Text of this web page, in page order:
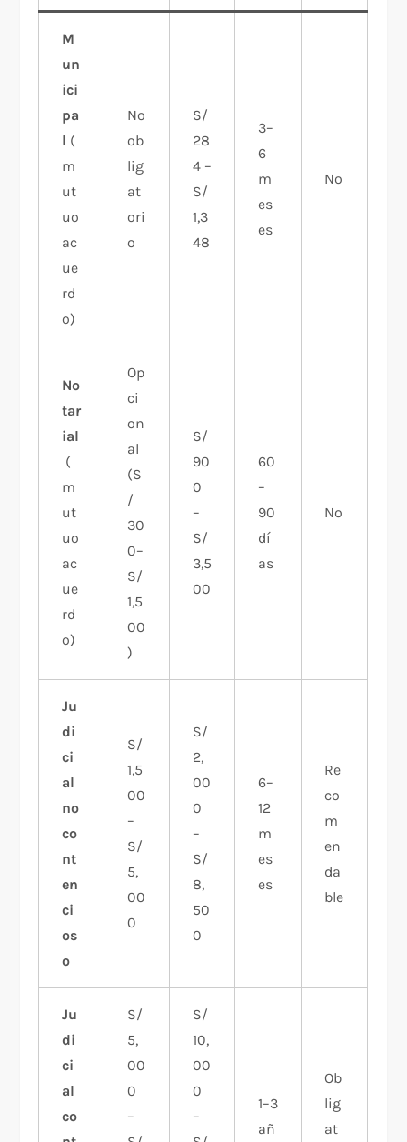
M
un
ici
pa
l (
m
ut
uo
ac
ue
rd
o)
No
ob
lig
at
ori
o
S/
28
4 –
S/
1,3
48
3–
6
m
es
es
No
No
tar
ial
(
m
ut
uo
ac
ue
rd
o)
Op
ci
on
al
(S
/
30
0–
S/
1,5
00
)
S/
90
0
–
S/
3,5
00
60
–
90
dí
as
No
Ju
di
ci
al
no
co
nt
en
ci
os
o
S/
1,5
00
–
S/
5,
00
0
S/
2,
00
0
–
S/
8,
50
0
6–
12
m
es
es
Re
co
m
en
da
ble
Ju
di
ci
al
co
S/
5,
00
0
–
S/
10,
00
0
–
1–3
añ
Ob
lig
at